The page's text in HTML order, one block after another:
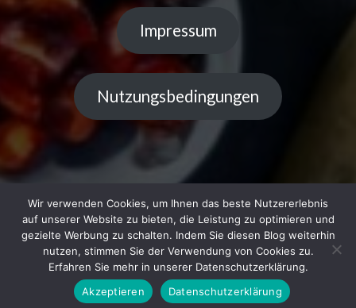
Impressum
Nutzungsbedingungen
Copyright © 2023 Küchentipps | Powered by LiGe
Wir verwenden Cookies, um Ihnen das beste Nutzererlebnis
auf unserer Website zu bieten, die Leistung zu optimieren und
gezielte Werbung zu schalten. Indem Sie diesen Blog weiterhin
nutzen, stimmen Sie der Verwendung von Cookies zu.
Erfahren Sie mehr in unserer Datenschutzerklärung.
Akzeptieren
Datenschutzerklärung